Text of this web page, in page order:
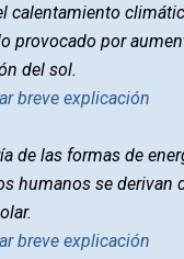
calentamiento
provocado por
del sol.
breve explicación
de las formas de
humanos se derivan
breve explicación